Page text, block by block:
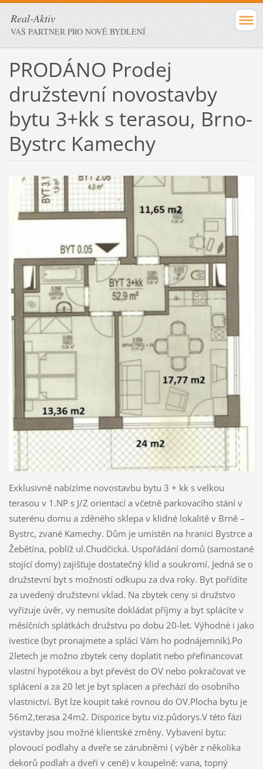
Real-Aktiv
VÁŠ PARTNER PRO NOVÉ BYDLENÍ
PRODÁNO Prodej
družstevní novostavby
bytu 3+kk s terasou, Brno-
Bystrc Kamechy
Exklusivně nabízíme novostavbu bytu 3 + kk s velkou
terasou v 1.NP s J/Z orientací a včetně parkovacího stání v
suterénu domu a zděného sklepa v klidné lokalitě v Brně –
Bystrc, zvané Kamechy. Dům je umístěn na hranici Bystrce a
Žebětína, poblíž ul.Chudčická. Uspořádání domů (samostané
stojící domy) zajišťuje dostatečný klid a soukromí. Jedná se o
družstevní byt s možností odkupu za dva roky. Byt pořídíte
za uvedený družstevní vklad. Na zbytek ceny si družstvo
vyřizuje úvěr, vy nemusíte dokládat příjmy a byt splácíte v
měsíčních splátkách družstvu po dobu 20-let. Výhodné i jako
ivestice (byt pronajmete a splácí Vám ho podnájemník).Po
2letech je možno zbytek ceny doplatit nebo přefinancovat
vlastní hypotékou a byt převést do OV nebo pokračovat ve
splácení a za 20 let je byt splacen a přechází do osobního
vlastnictví. Byt lze koupit také rovnou do OV.Plocha bytu je
56m2,terasa 24m2. Dispozice bytu viz.půdorys.V této fázi
výstavby jsou možné klientské změny. Vybavení bytu:
plovoucí podlahy a dveře se zárubněmi ( výběr z několika
dekorů podlah a dveří v ceně) v koupelně: vana, topný